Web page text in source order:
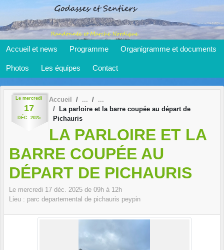
Accueil et news Programme Organigramme et documents
Photos Les équipes Contact
Le mercredi
17
DÉC. 2025
Accueil
La parloire et la barre coupée au départ de
Pichauris
LA PARLOIRE ET LA
BARRE COUPÉE AU
DÉPART DE PICHAURIS
Le mercredi 17 déc. 2025 de 09h à 12h
Lieu : parc departemental de pichauris peypin
Panneau de gestion des cookies